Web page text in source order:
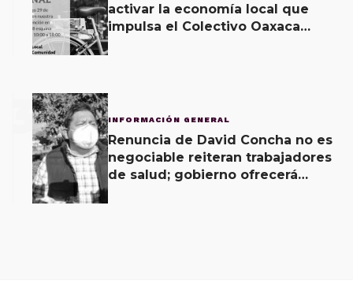
activar la economía local que
impulsa el Colectivo Oaxaca
3 INFORMACIÓN GENERAL
Renuncia de David Concha no es
negociable reiteran trabajadores
de salud; gobierno ofrecerá